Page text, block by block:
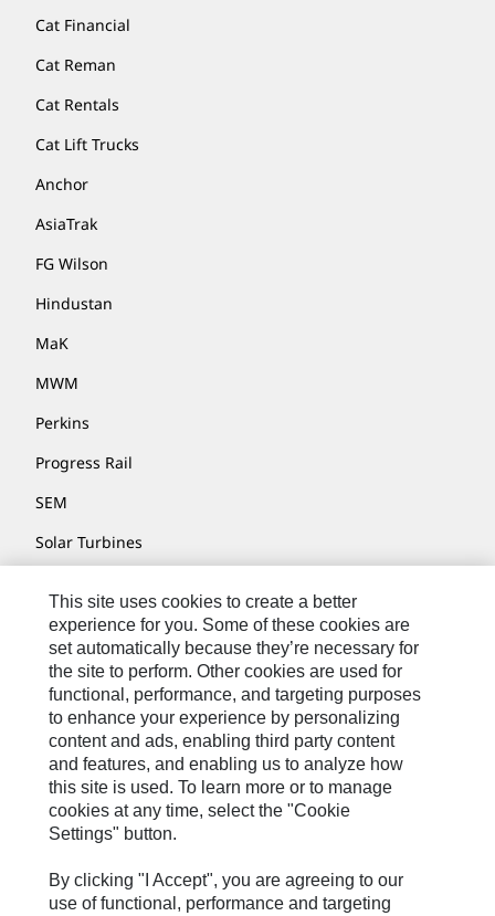
Cat Financial
Cat Reman
Cat Rentals
Cat Lift Trucks
Anchor
AsiaTrak
FG Wilson
Hindustan
MaK
MWM
Perkins
Progress Rail
SEM
Solar Turbines
Turner Powertrain Systems
お問い合わせ先
サイト･マップ
Cookie Settings
リーガル
Cat.com
This site uses cookies to create a better
experience for you. Some of these cookies are
set automatically because they’re necessary for
the site to perform. Other cookies are used for
functional, performance, and targeting purposes
to enhance your experience by personalizing
content and ads, enabling third party content
and features, and enabling us to analyze how
this site is used. To learn more or to manage
cookies at any time, select the "Cookie
Settings" button.
By clicking "I Accept", you are agreeing to our
use of functional, performance and targeting